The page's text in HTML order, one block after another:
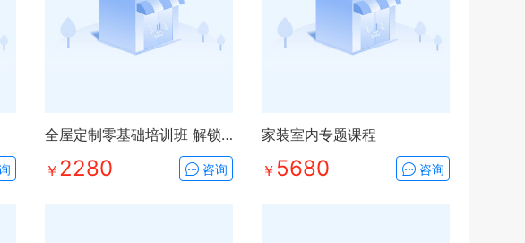
全屋定制零基础培训班 解锁室内新行业
￥ 2280 咨询
家装室内专题课程
￥ 5680 咨询